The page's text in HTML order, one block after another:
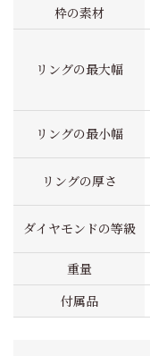
枠の素材
リングの最大幅
リングの最小幅
リングの厚さ
ダイヤモンドの等級
重量
付属品